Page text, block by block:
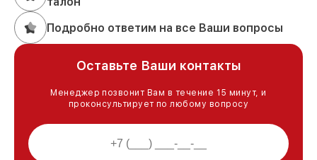
Подробно ответим на все Ваши вопросы
Оставьте Ваши контакты
Менеджер позвонит Вам в течение 15 минут, и
проконсультирует по любому вопросу